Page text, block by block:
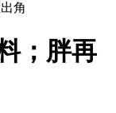
角
；胖再